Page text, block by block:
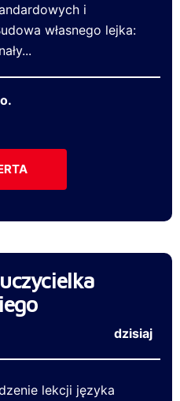
i
własnego lejka:
dzisiaj
lekcji języka